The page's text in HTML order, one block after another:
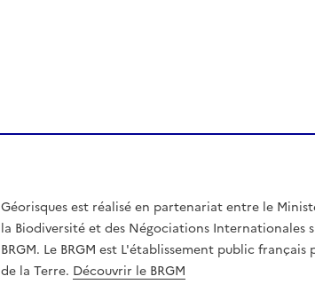
Géorisques est réalisé en partenariat entre le
la Biodiversité et des Négociations Internationales
BRGM. Le BRGM est L'établissement public
de la Terre. Découvrir le BRGM